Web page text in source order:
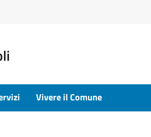
Vivere il Comune